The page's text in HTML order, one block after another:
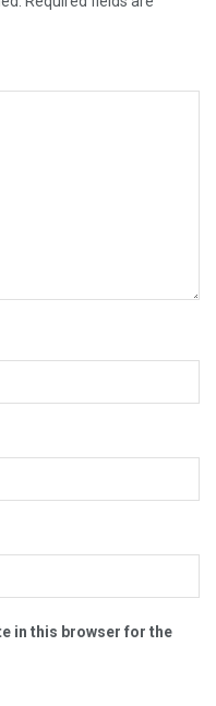
in this browser for the